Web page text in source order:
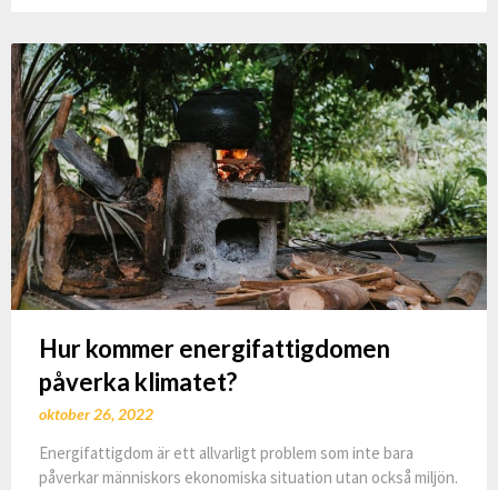
Hur kommer energifattigdomen
påverka klimatet?
oktober 26, 2022
Energifattigdom är ett allvarligt problem som inte bara
påverkar människors ekonomiska situation utan också miljön.